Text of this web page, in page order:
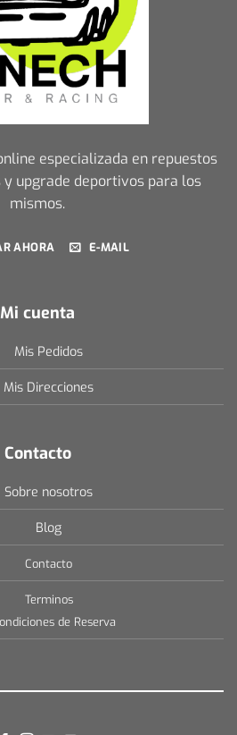
especializada en repuestos
upgrade deportivos para los
mismos.
AHORA E-MAIL
Mi cuenta
Mis Pedidos
Mis Direcciones
Contacto
Sobre nosotros
Blog
Contacto
Terminos
de Reserva